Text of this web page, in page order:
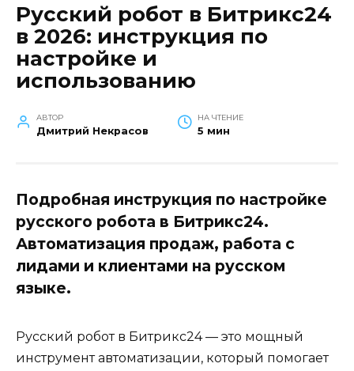
Русский робот в Битрикс24
в 2026: инструкция по
настройке и
использованию
АВТОР
Дмитрий Некрасов
НА ЧТЕНИЕ
5 мин
Подробная инструкция по настройке
русского робота в Битрикс24.
Автоматизация продаж, работа с
лидами и клиентами на русском
языке.
Русский робот в Битрикс24 — это мощный
инструмент автоматизации, который помогает